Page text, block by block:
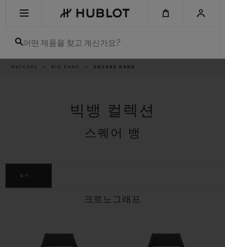
어떤 제품을 찾고 계신가요?
이
WATCHES BIG BANG SQUARE BANG
빅뱅 컬렉션
스퀘어 뱅
필터
크로노그래프
썸머 멀티 컬러 세라믹